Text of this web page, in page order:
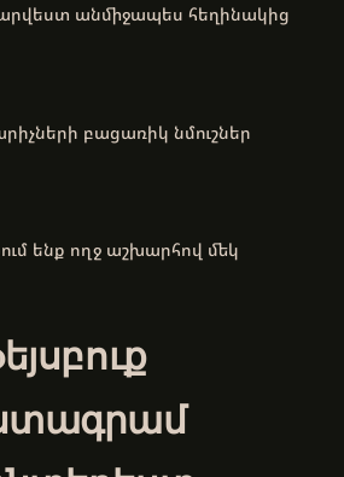
անմիջապես հեղինակից
բացառիկ նմուշներ
ենք ողջ աշխարհով մեկ